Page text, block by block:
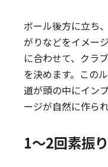
ボール後方に立ち
がりなどをイメー
に合わせて、クラ
を決めます。この
道が頭の中にイン
ージが自然に作られ
1～2回素振